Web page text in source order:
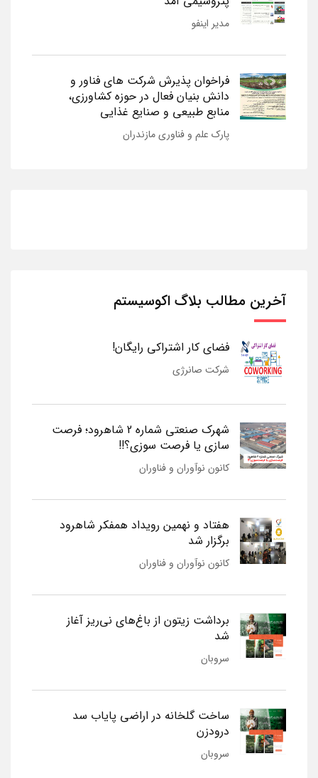
مدیر اینفو
فراخوان پذیرش شرکت های فناور و
دانش بنیان فعال در حوزه کشاورزی،
منابع طبیعی و صنایع غذایی
پارک علم و فناوری مازندران
آخرین مطالب بلاگ اکوسیستم
فضای کار اشتراکی رایگان!
شرکت صانرژی
شهرک صنعتی شماره 2 شاهرود؛ فرصت
سازی یا فرصت سوزی؟!!
کانون نوآوران و فناوران
هفتاد و نهمین رویداد همفکر شاهرود
برگزار شد
کانون نوآوران و فناوران
برداشت زیتون از باغ‌های نی‌ریز آغاز
شد
سروبان
ساخت گلخانه در اراضی پایاب سد
درودزن
سروبان